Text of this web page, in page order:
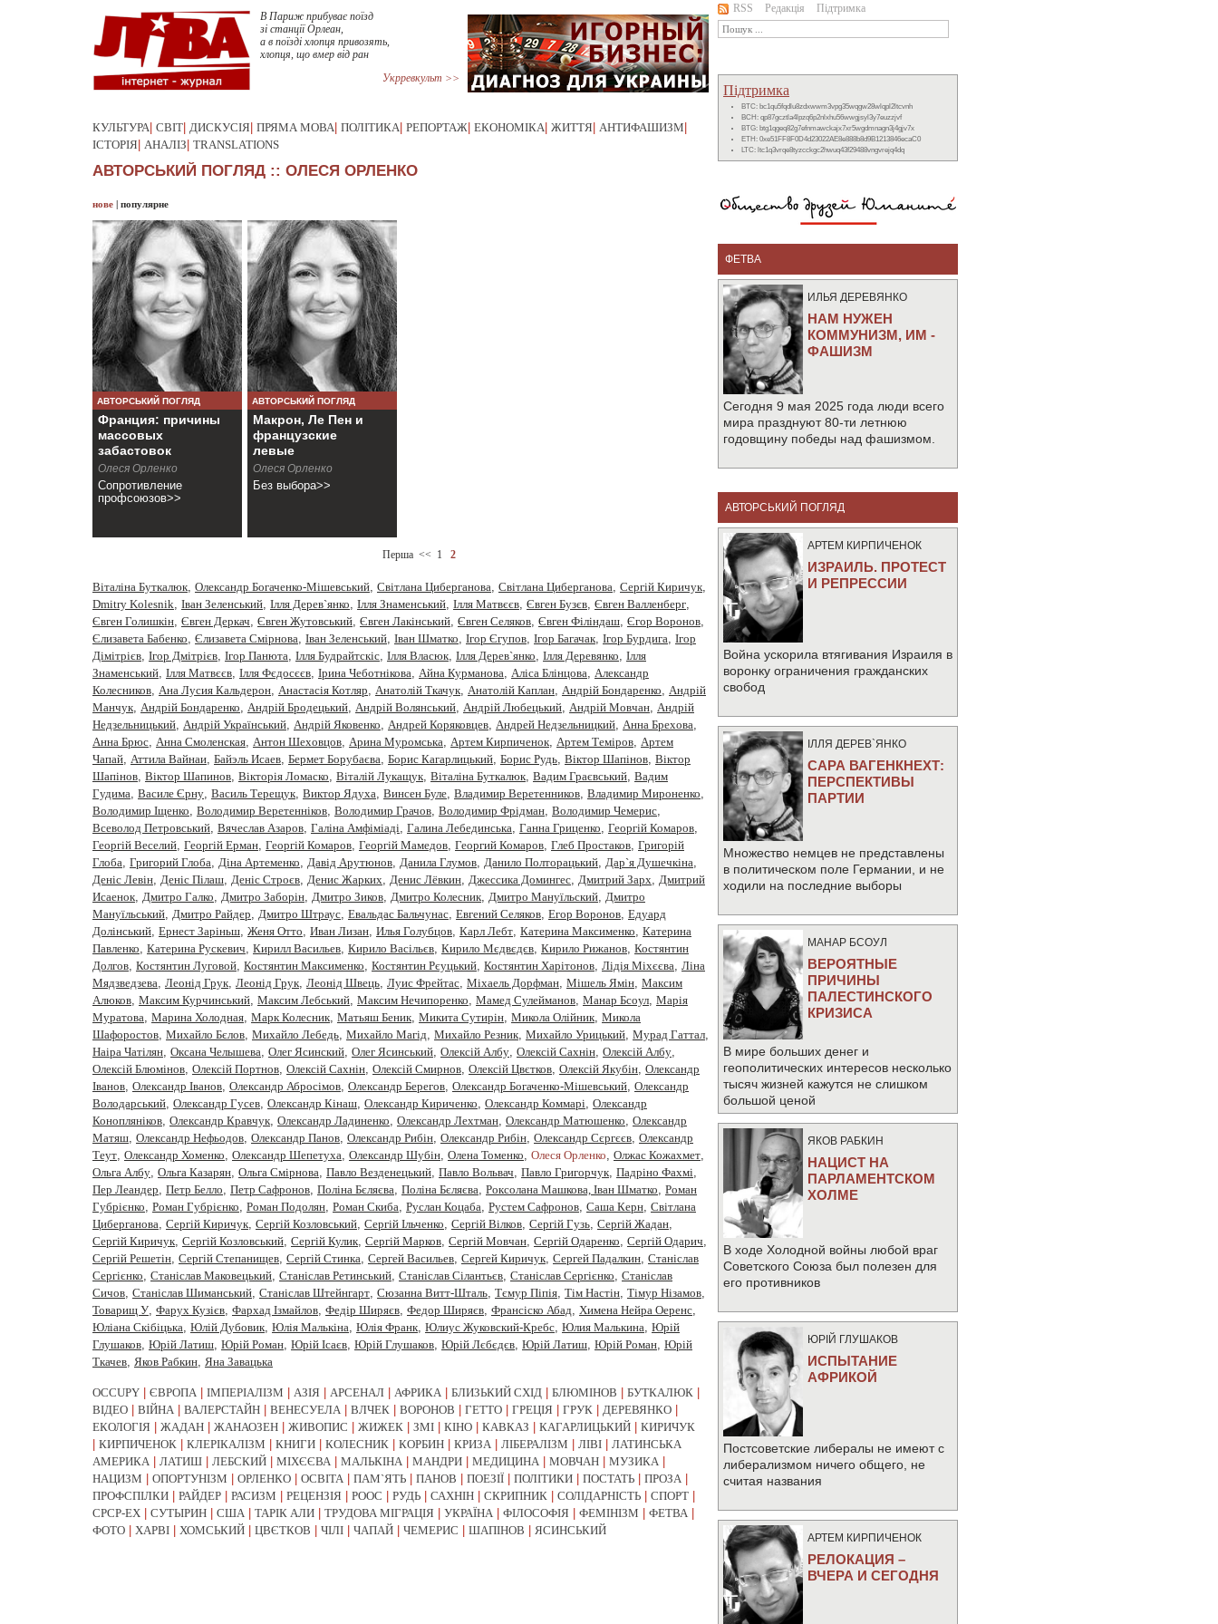
В Париж прибуває поїзд
зі станції Орлеан,
а в поїзді хлопця привозять,
хлопця, що вмер від ран
Укрревкульт >>
КУЛЬТУРА СВІТ ДИСКУСІЯ ПРЯМА МОВА ПОЛІТИКА РЕПОРТАЖ ЕКОНОМІКА ЖИТТЯ АНТИФАШИЗМ
ІСТОРІЯ АНАЛІЗ TRANSLATIONS
АВТОРСЬКИЙ ПОГЛЯД :: ОЛЕСЯ ОРЛЕНКО
нове | популярне
АВТОРСЬКИЙ ПОГЛЯД
Франция: причины
массовых
забастовок
Олеся Орленко
Сопротивление
профсоюзов>>
АВТОРСЬКИЙ ПОГЛЯД
Макрон, Ле Пен и
французские
левые
Олеся Орленко
Без выбора>>
Перша << 1 2
Віталіна Буткалюк, Олександр Богаченко-Мішевський, Cвiтлана Циберганова, Cвітлана Циберганова, Cергiй Киричук,
Dmitry Kolesnik, Iван Зеленський, Iлля Дерев`янко, Iлля Знаменський, Iлля Матвєєв, Євген Бузєв, Євген Валленберг,
Євген Голишкін, Євген Деркач, Євген Жутовський, Євген Лакінський, Євген Селяков, Євген Філіндаш, Єгор Воронов,
Єлизавета Бабенко, Єлизавета Смірнова, Іван Зеленський, Іван Шматко, Ігор Єгупов, Ігор Багачак, Ігор Бурдига, Ігор
Дімітрієв, Ігор Дмітрієв, Ігор Панюта, Ілля Будрайтскіс, Ілля Власюк, Ілля Дерев`янко, Ілля Деревянко, Ілля
Знаменський, Ілля Матвєєв, Ілля Фєдосєєв, Ірина Чеботнікова, Айна Курманова, Аліса Блінцова, Александр
Колесников, Ана Лусия Кальдерон, Анастасiя Котляр, Анатолiй Ткачук, Анатолій Каплан, Андрiй Бондаренко, Андрiй
Манчук, Андрій Бондаренко, Андрій Бродецький, Андрій Волянський, Андрій Любецький, Андрій Мовчан, Андрій
Недзельницький, Андрій Український, Андрій Яковенко, Андрей Коряковцев, Андрей Недзельницкий, Анна Брехова,
Анна Брюс, Анна Смоленская, Антон Шеховцов, Арина Муромська, Артем Кирпиченок, Артем Теміров, Артем
Чапай, Аттила Вайнаи, Байэль Исаев, Бермет Борубаєва, Борис Кагарлицький, Борис Рудь, Вiктор Шапiнов, Віктор
Шапінов, Віктор Шапинов, Вікторія Ломаско, Віталій Лукащук, Віталіна Буткалюк, Вадим Граєвський, Вадим
Гудима, Василе Єрну, Василь Терещук, Виктор Ядуха, Винсен Буле, Владимир Веретенников, Владимир Мироненко,
Володимир Іщенко, Володимир Веретенніков, Володимир Грачов, Володимир Фрідман, Володимир Чемерис,
Всеволод Петровський, Вячеслав Азаров, Галіна Амфіміаді, Галина Лебединська, Ганна Гриценко, Георгiй Комаров,
Георгій Веселий, Георгій Ерман, Георгій Комаров, Георгій Мамедов, Георгий Комаров, Глеб Простаков, Григорій
Глоба, Григорий Глоба, Діна Артеменко, Давiд Арутюнов, Данила Глумов, Данило Полторацький, Дар`я Душечкіна,
Деніс Левін, Деніс Пілаш, Деніс Строєв, Денис Жарких, Денис Лёвкин, Джессика Домингес, Дмитрий Зарх, Дмитрий
Исаенок, Дмитро Галко, Дмитро Заборiн, Дмитро Зиков, Дмитро Колесник, Дмитро Мануїльский, Дмитро
Мануїльський, Дмитро Райдер, Дмитро Штраус, Евальдас Бальчунас, Евгений Селяков, Егор Воронов, Едуард
Долінський, Ернест Заріньш, Женя Отто, Иван Лизан, Илья Голубцов, Карл Лебт, Катерина Максименко, Катерина
Павленко, Катерина Рускевич, Кирилл Васильев, Кирило Васільєв, Кирило Мєдвєдєв, Кирило Рижанов, Костянтин
Долгов, Костянтин Луговой, Костянтин Максименко, Костянтин Рєуцький, Костянтин Харітонов, Лідія Міхєєва, Ліна
Мядзведзева, Леонiд Грук, Леонід Грук, Леонід Швець, Луис Фрейтас, Міхаель Дорфман, Мішель Ямін, Максим
Алюков, Максим Курчинський, Максим Лебський, Максим Нечипоренко, Мамед Сулейманов, Манар Бсоул, Марія
Муратова, Марина Холодная, Марк Колесник, Матьяш Беник, Микита Сутирін, Микола Олійник, Микола
Шафоростов, Михайло Бєлов, Михайло Лебедь, Михайло Магід, Михайло Резник, Михайло Урицький, Мурад Гаттал,
Наіра Чатілян, Оксана Челышева, Олег Ясинский, Олег Ясинський, Олексiй Албу, Олексiй Сахнiн, Олексій Албу,
Олексій Блюмінов, Олексій Портнов, Олексій Сахнін, Олексій Смирнов, Олексій Цвєтков, Олексій Якубін, Олександр
Iванов, Олександр Іванов, Олександр Абросімов, Олександр Берегов, Олександр Богаченко-Мішевський, Олександр
Володарський, Олександр Гусев, Олександр Кінаш, Олександр Кириченко, Олександр Коммарі, Олександр
Конопляніков, Олександр Кравчук, Олександр Ладиненко, Олександр Лехтман, Олександр Матюшенко, Олександр
Матяш, Олександр Нефьодов, Олександр Панов, Олександр Рибiн, Олександр Рибін, Олександр Сєргєєв, Олександр
Теут, Олександр Хоменко, Олександр Шепетуха, Олександр Шубін, Олена Томенко, Олеся Орленко, Олжас Кожахмет,
Ольга Албу, Ольга Казарян, Ольга Смірнова, Павло Везденецький, Павло Вольвач, Павло Григорчук, Падріно Фахмі,
Пер Леандер, Петр Белло, Петр Сафронов, Полiна Бєляєва, Поліна Бєляєва, Роксолана Машкова, Іван Шматко, Роман
Губрiєнко, Роман Губрієнко, Роман Подолян, Роман Скиба, Руслан Коцаба, Рустем Сафронов, Саша Керн, Світлана
Циберганова, Сергiй Киричук, Сергiй Козловський, Сергій Ільченко, Сергій Вілков, Сергій Гузь, Сергій Жадан,
Сергій Киричук, Сергій Козловський, Сергій Кулик, Сергій Марков, Сергій Мовчан, Сергій Одаренко, Сергій Одарич,
Сергій Решетін, Сергій Степанищев, Сергій Стинка, Сергей Васильев, Сергей Киричук, Сергей Падалкин, Станiслав
Сергiєнко, Станіслав Маковецький, Станіслав Ретинський, Станіслав Сілантьєв, Станіслав Сергієнко, Станіслав
Сичов, Станіслав Шиманський, Станіслав Штейнгарт, Сюзанна Витт-Шталь, Тємур Піпія, Тім Настін, Тімур Нізамов,
Товарищ У, Фарух Кузієв, Фархад Ізмайлов, Федір Ширяєв, Федор Ширяєв, Франсіско Абад, Химена Нейра Оеренс,
Юліана Скібіцька, Юлій Дубовик, Юлія Малькіна, Юлія Франк, Юлиус Жуковский-Кребс, Юлия Малькина, Юрiй
Глушаков, Юрiй Латиш, Юрiй Роман, Юрій Ісаєв, Юрій Глушаков, Юрій Лєбєдєв, Юрій Латиш, Юрій Роман, Юрій
Ткачев, Яков Рабкин, Яна Завацька
OCCUPY ЄВРОПА ІМПЕРІАЛІЗМ АЗІЯ АРСЕНАЛ АФРИКА БЛИЗЬКИЙ СХІД БЛЮМІНОВ БУТКАЛЮК
ВІДЕО
ВІЙНА ВАЛЕРСТАЙН ВЕНЕСУЕЛА ВЛЧЕК ВОРОНОВ ГЕТТО ГРЕЦІЯ ГРУК ДЕРЕВЯНКО
ЕКОЛОГІЯ
ЖАДАН ЖАНАОЗЕН ЖИВОПИС ЖИЖЕК ЗМІ КІНО КАВКАЗ КАГАРЛИЦЬКИЙ
КИРИЧУК
КИРПИЧЕНОК КЛЕРІКАЛІЗМ КНИГИ КОЛЕСНИК КОРБИН КРИЗА ЛІБЕРАЛІЗМ ЛІВІ
ЛАТИНСЬКА
АМЕРИКА
ЛАТИШ ЛЕБСКИЙ МІХЄЄВА МАЛЬКІНА МАНДРИ МЕДИЦИНА МОВЧАН МУЗИКА
НАЦИЗМ
ОПОРТУНІЗМ ОРЛЕНКО ОСВІТА ПАМ`ЯТЬ ПАНОВ ПОЕЗІЇ ПОЛІТИКИ ПОСТАТЬ ПРОЗА
ПРОФСПІЛКИ
РАЙДЕР РАСИЗМ РЕЦЕНЗІЯ РООС РУДЬ САХНІН СКРИПНИК СОЛІДАРНІСТЬ СПОРТ
СРСР-EX
СУТЫРИН США ТАРІК АЛИ ТРУДОВА МІГРАЦІЯ УКРАЇНА ФІЛОСОФІЯ ФЕМІНІЗМ ФЕТВА
ФОТО
ХАРВІ ХОМСЬКИЙ ЦВЄТКОВ ЧІЛІ ЧАПАЙ ЧЕМЕРИС ШАПІНОВ ЯСИНСЬКИЙ
RSS Редакція Підтримка
Підтримка
BTC: bc1qu5fqdlu8zdxwwm3vpg35wqgw28wlqpl2ltcvnh
BCH: qp87gcztla4lpzq6p2nlxhu56wwgjsyl3y7euzzjvf
BTG: btg1qgeq82g7efnmawckajx7xr5wgdmnagn3j4gjv7x
ETH: 0xe51FF8F0D4d23022AE8e888b8d9B1213846ecaC0
LTC: ltc1q3vrqe8tyzcckgc2hwuq43f29488vngvrejq4dq
ФЕТВА
ИЛЬЯ ДЕРЕВЯНКО
НАМ НУЖЕН
КОММУНИЗМ, ИМ -
ФАШИЗМ
Сегодня 9 мая 2025 года люди всего
мира празднуют 80-ти летнюю
годовщину победы над фашизмом.
АВТОРСЬКИЙ ПОГЛЯД
АРТЕМ КИРПИЧЕНОК
ИЗРАИЛЬ. ПРОТЕСТ
И РЕПРЕССИИ
Война ускорила втягивания Израиля в
воронку ограничения гражданских
свобод
IЛЛЯ ДЕРЕВ`ЯНКО
САРА ВАГЕНКНЕХТ:
ПЕРСПЕКТИВЫ
ПАРТИИ
Множество немцев не представлены
в политическом поле Германии, и не
ходили на последние выборы
МАНАР БСОУЛ
ВЕРОЯТНЫЕ
ПРИЧИНЫ
ПАЛЕСТИНСКОГО
КРИЗИСА
В мире больших денег и
геополитических интересов несколько
тысяч жизней кажутся не слишком
большой ценой
ЯКОВ РАБКИН
НАЦИСТ НА
ПАРЛАМЕНТСКОМ
ХОЛМЕ
В ходе Холодной войны любой враг
Советского Союза был полезен для
его противников
ЮРIЙ ГЛУШАКОВ
ИСПЫТАНИЕ
АФРИКОЙ
Постсоветские либералы не имеют с
либерализмом ничего общего, не
считая названия
АРТЕМ КИРПИЧЕНОК
РЕЛОКАЦИЯ –
ВЧЕРА И СЕГОДНЯ